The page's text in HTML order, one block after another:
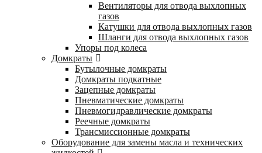
Вентиляторы для отвода выхлопных
газов
Катушки для отвода выхлопных газов
Шланги для отвода выхлопных газов
Упоры под колеса
Домкраты
Бутылочные домкраты
Домкраты подкатные
Зацепные домкраты
Пневматические домкраты
Пневмогидравлические домкраты
Реечные домкраты
Трансмиссионные домкраты
Оборудование для замены масла и технических